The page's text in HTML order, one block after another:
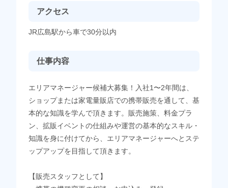
アクセス
JR広島駅から車で30分以内
仕事内容
エリアマネージャー候補大募集！入社1〜2年間は、
ショップまたは家電量販店での携帯販売を通して、基
本的な知識を学んで頂きます。販売施策、料金プラ
ン、拡販イベントの仕組みや運営の基本的なスキル・
知識を身に付けてから、エリアマネージャーへとステ
ップアップを目指して頂きます。
【販売スタッフとして】